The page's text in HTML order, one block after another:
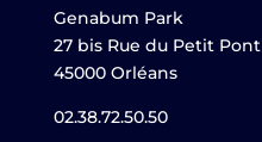
Genabum Park
27 bis Rue du Petit Pont
45000 Orléans
02.38.72.50.50